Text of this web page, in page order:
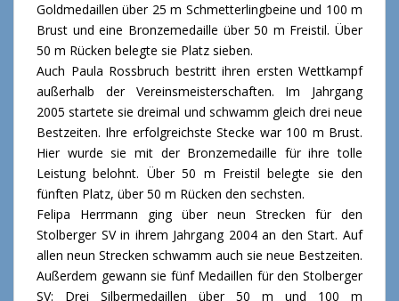
Goldmedaillen über 25 m Schmetterlingbeine und 100 m
Brust und eine Bronzemedaille über 50 m Freistil. Über
50 m Rücken belegte sie Platz sieben.
Auch Paula Rossbruch bestritt ihren ersten Wettkampf
außerhalb der Vereinsmeisterschaften. Im Jahrgang
2005 startete sie dreimal und schwamm gleich drei neue
Bestzeiten. Ihre erfolgreichste Stecke war 100 m Brust.
Hier wurde sie mit der Bronzemedaille für ihre tolle
Leistung belohnt. Über 50 m Freistil belegte sie den
fünften Platz, über 50 m Rücken den sechsten.
Felipa Herrmann ging über neun Strecken für den
Stolberger SV in ihrem Jahrgang 2004 an den Start. Auf
allen neun Strecken schwamm auch sie neue Bestzeiten.
Außerdem gewann sie fünf Medaillen für den Stolberger
SV: Drei Silbermedaillen über 50 m und 100 m